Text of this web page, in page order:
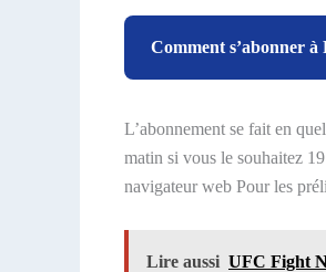
Comment s’abonner
L’abonnement se fait en
matin si vous le souhaitez
navigateur web Pour les
Lire aussi UFC Fight